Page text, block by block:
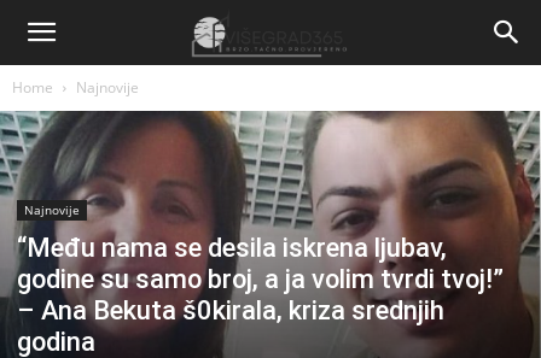
Home Najnovije
Najnovije
“Među nama se desila iskrena ljubav,
godine su samo broj, a ja volim tvrdi tvoj!”
– Ana Bekuta š0kirala, kriza srednjih
godina